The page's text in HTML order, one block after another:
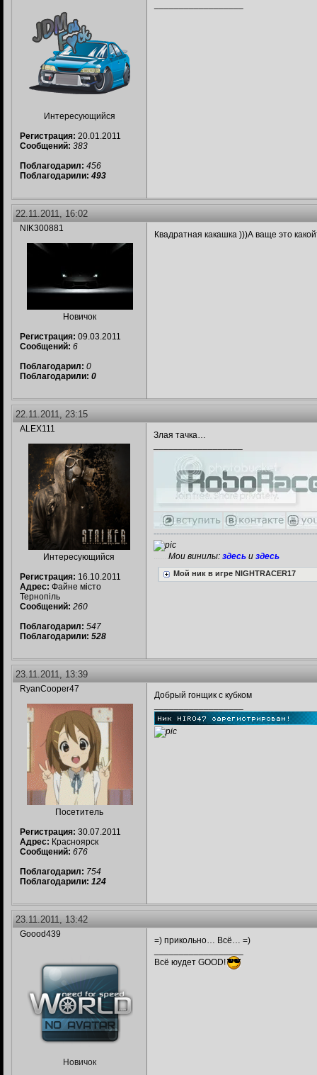
Интересующийся
Регистрация: 20.01.2011
Сообщений: 383
Поблагодарил: 456
Поблагодарили: 493
22.11.2011, 16:02
NIK300881
Новичок
Регистрация: 09.03.2011
Сообщений: 6
Поблагодарил: 0
Поблагодарили: 0
Квадратная какашка )))А ваще это
22.11.2011, 23:15
ALEX111
Интересующийся
Регистрация: 16.10.2011
Адрес: Файне місто
Тернопіль
Сообщений: 260
Поблагодарил: 547
Поблагодарили: 528
Злая тачка…
Мои винилы: здесь и здесь
Мой ник в игре NIGHTRACER17
23.11.2011, 13:39
RyanCooper47
Посетитель
Регистрация: 30.07.2011
Адрес: Красноярск
Сообщений: 676
Поблагодарил: 754
Поблагодарили: 124
Добрый гонщик с кубком
23.11.2011, 13:42
Goood439
Новичок
=) прикольно… Всё… =)
Всё юудет GOOD!